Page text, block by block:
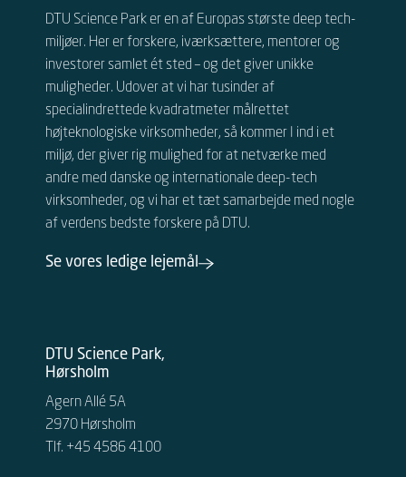
DTU Science Park er en af Europas største deep tech-
miljøer. Her er forskere, iværksættere, mentorer og
investorer samlet ét sted – og det giver unikke
muligheder. Udover at vi har tusinder af
specialindrettede kvadratmeter målrettet
højteknologiske virksomheder, så kommer I ind i et
miljø, der giver rig mulighed for at netværke med
andre med danske og internationaledeep-tech
virksomheder, og vi har et tæt samarbejde med nogle
af verdens bedste forskere på DTU.
Se vores ledige lejemål
DTU Science Park,
Hørsholm
Agern Allé 5A
2970 Hørsholm
Tlf. +45 4586 4100